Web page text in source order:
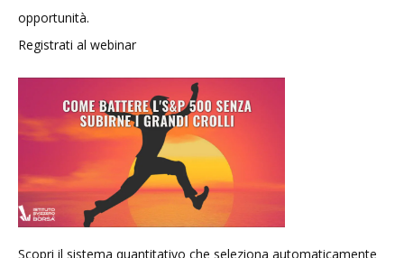
opportunità.
Registrati al webinar
Scopri il sistema quantitativo che seleziona automaticamente